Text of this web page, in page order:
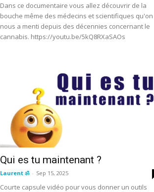
Dans ce documentaire vous allez découvrir de la
bouche même des médecins et scientifiques qu'on
nous a menti depuis des décennies concernant le
cannabis. https://youtu.be/5kQ8RXaSAOs
Qui es tu maintenant ?
Laurent ॐ - Sep 15, 2025
Courte capsule vidéo pour vous donner un outils